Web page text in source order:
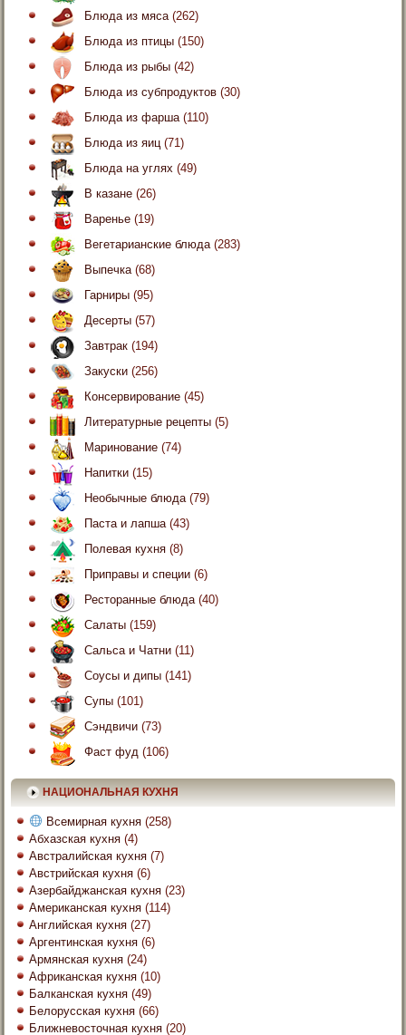
Блюда из мяса(262)
Блюда из птицы (150)
Блюда из рыбы (42)
Блюда из субпродуктов (30)
Блюда из фарша(110)
Блюда из яиц(71)
Блюда на углях (49)
В казане (26)
Варенье (19)
Вегетарианские блюда(283)
Выпечка(68)
Гарниры (95)
Десерты (57)
Завтрак (194)
Закуски (256)
Консервирование (45)
Литературные рецепты (5)
Маринование (74)
Напитки (15)
Необычные блюда(79)
Паста и лапша(43)
Полевая кухня (8)
Приправы и специи (6)
Ресторанные блюда(40)
Салаты (159)
Сальса и Чатни (11)
Соусы и дипы (141)
Супы (101)
Сэндвичи (73)
Фаст фуд (106)
НАЦИОНАЛЬНАЯ КУХНЯ
Всемирная кухня (258)
Абхазская кухня (4)
Австралийская кухня (7)
Австрийская кухня (6)
Азербайджанская кухня (23)
Американская кухня (114)
Английская кухня (27)
Аргентинская кухня (6)
Армянская кухня (24)
Африканская кухня (10)
Балканская кухня (49)
Белорусская кухня (66)
Ближневосточная кухня (20)